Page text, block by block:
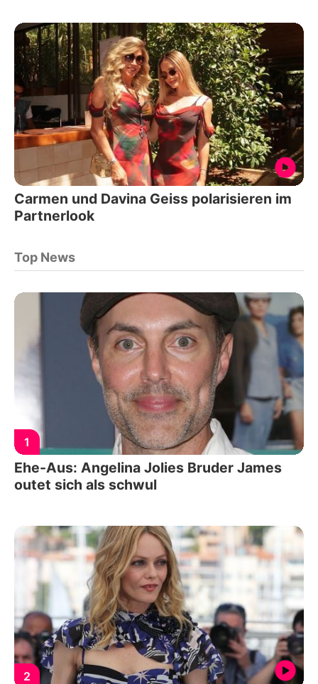
Carmen und Davina Geiss polarisieren im
Partnerlook
Top News
1
Ehe-Aus: Angelina Jolies Bruder James
outet sich als schwul
2